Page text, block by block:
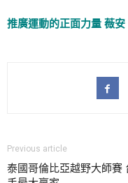
推廣運動的正面力量 薇
Previous article
泰國哥倫比亞越野大師賽